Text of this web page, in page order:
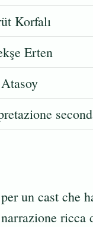
Korfalı
Erten
un cast che